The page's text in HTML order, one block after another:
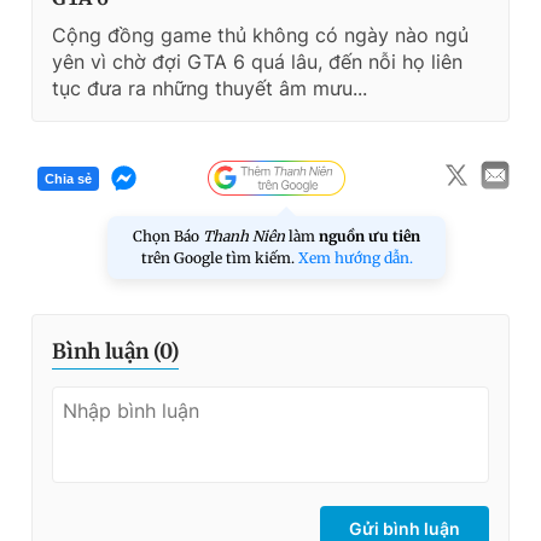
Cộng đồng game thủ không có ngày nào ngủ
yên vì chờ đợi GTA 6 quá lâu, đến nỗi họ liên
tục đưa ra những thuyết âm mưu...
Chia sẻ
Chọn Báo Thanh Niên làm nguồn ưu tiên
trên Google tìm kiếm. Xem hướng dẫn.
Bình luận (0)
Gửi bình luận